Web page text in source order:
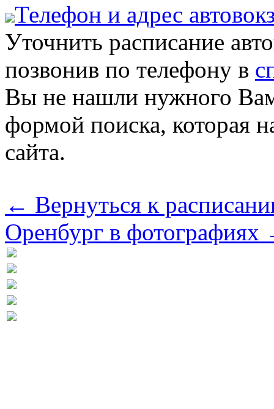
Телефон и адрес
Уточнить расписание
позвонив по телефону в
Вы не нашли нужного
формой поиска, которая
сайта.
← Вернуться к
Оренбург в